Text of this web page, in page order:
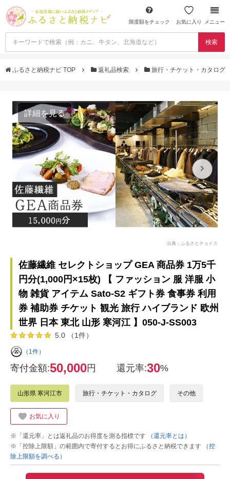
限度額をチェック お気に入り メニュー
検索
ふるさと納税ナビ TOP 返礼品検索 旅行・チケット・カタログ
詳細を見る
出典：ふるさとチョイス
佐藤繊維 セレクトショップ GEA 商品券 1万5千
円分(1,000円×15枚) 【 ファッション 服 洋服 小
物 雑貨 アイテム Sato-S2 ギフト券 食事券 利用
券 補助券 チケット 観光 旅行 ハイブランド 欧州
世界 日本 東北 山形 寒河江 】050-J-SS003
5.0 （1件）
（1件）
寄付金額:50,000円 還元率:30%
山形県 寒河江市 旅行・チケット・カタログ その他
お気に入り
※「還元率」とは返礼品のお得度を測る指標です
（還元率とは）
※「控除上限額」の範囲内で寄付するとお得にふるさと納税できます
（控
除上限額を調べる）